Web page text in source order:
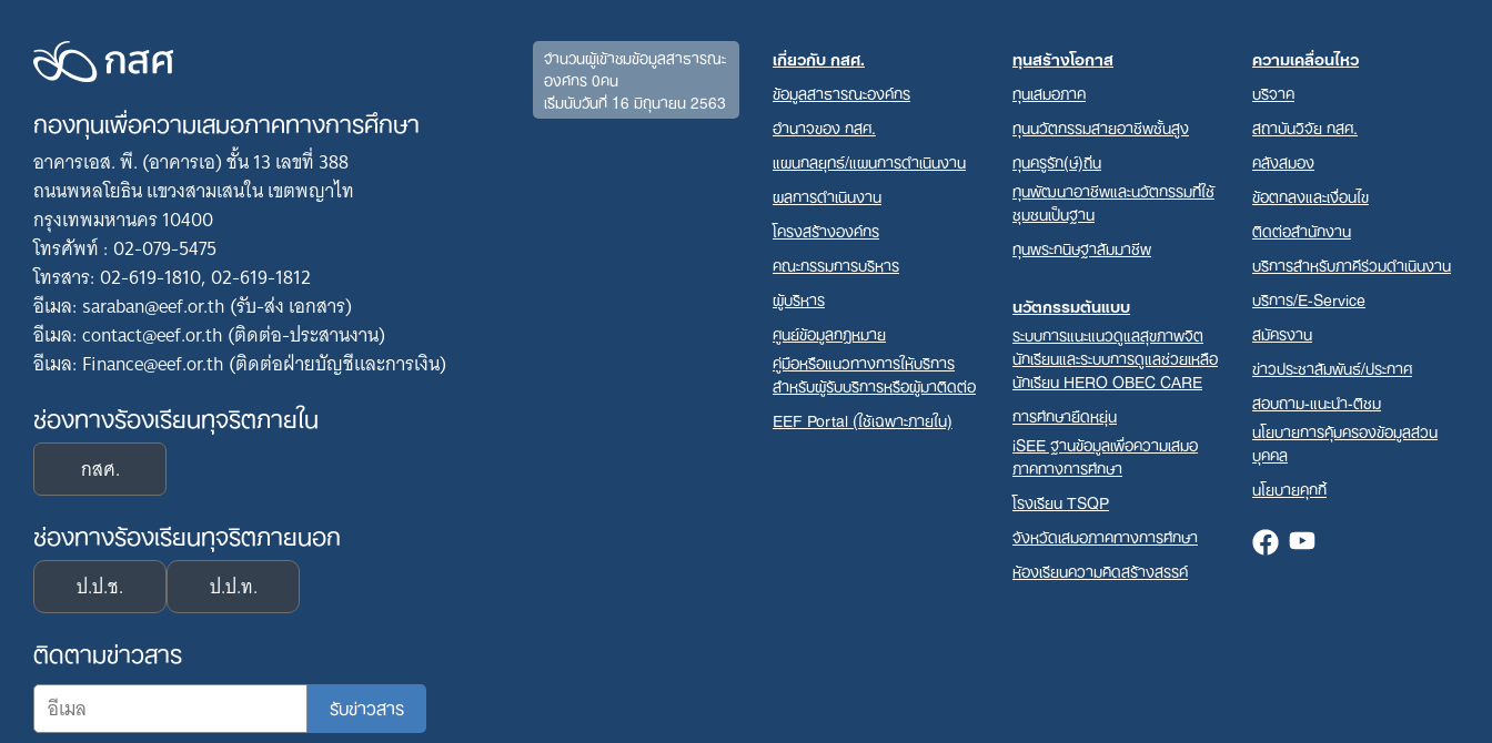
กองทุนเพื่อความเสมอภาคทางการศึกษา
อาคารเอส. พี. (อาคารเอ) ชั้น 13 เลขที่ 388
ถนนพหลโยธิน แขวงสามเสนใน เขตพญาไท
กรุงเทพมหานคร 10400
โทรศัพท์ : 02-079-5475
โทรสาร: 02-619-1810, 02-619-1812
อีเมล: saraban@eef.or.th (รับ-ส่ง เอกสาร)
อีเมล: contact@eef.or.th (ติดต่อ-ประสานงาน)
อีเมล: Finance@eef.or.th (ติดต่อฝ่ายบัญชีและการเงิน)
ช่องทางร้องเรียนทุจริตภายใน
กสศ.
ช่องทางร้องเรียนทุจริตภายนอก
ป.ป.ช. ป.ป.ท.
ติดตามข่าวสาร
จำนวนผู้เข้าชมข้อมูลสาธารณะ
องค์กร 0คน
เริ่มนับวันที่ 16 มิถุนายน 2563
เกี่ยวกับ กสศ.
ข้อมูลสาธารณะองค์กร
อำนาจของ กสศ.
แผนกลยุทธ์/แผนการดำเนินงาน
ผลการดำเนินงาน
โครงสร้างองค์กร
คณะกรรมการบริหาร
ผู้บริหาร
ศูนย์ข้อมูลกฎหมาย
คู่มือหรือแนวทางการให้บริการ
สำหรับผู้รับบริการหรือผู้มาติดต่อ
EEF Portal (ใช้เฉพาะภายใน)
ทุนสร้างโอกาส
ทุนเสมอภาค
ทุนนวัตกรรมสายอาชีพชั้นสูง
ทุนครูรัก(ษ์)ถิ่น
ทุนพัฒนาอาชีพและนวัตกรรมที่ใช้
ชุมชนเป็นฐาน
ทุนพระกนิษฐาสัมมาชีพ
นวัตกรรมต้นแบบ
ระบบการแนะแนวดูแลสุขภาพจิต
นักเรียนและระบบการดูแลช่วยเหลือ
นักเรียน HERO OBEC CARE
การศึกษายืดหยุ่น
iSEE ฐานข้อมูลเพื่อความเสมอ
ภาคทางการศึกษา
โรงเรียน TSQP
จังหวัดเสมอภาคทางการศึกษา
ห้องเรียนความคิดสร้างสรรค์
ความเคลื่อนไหว
บริจาค
สถาบันวิจัย กสศ.
คลังสมอง
ข้อตกลงและเงื่อนไข
ติดต่อสำนักงาน
บริการสำหรับภาคีร่วมดำเนินงาน
บริการ/E-Service
สมัครงาน
ข่าวประชาสัมพันธ์/ประกาศ
สอบถาม-แนะนำ-ติชม
นโยบายการคุ้มครองข้อมูลส่วน
บุคคล
นโยบายคุกกี้
FacebookYoutube